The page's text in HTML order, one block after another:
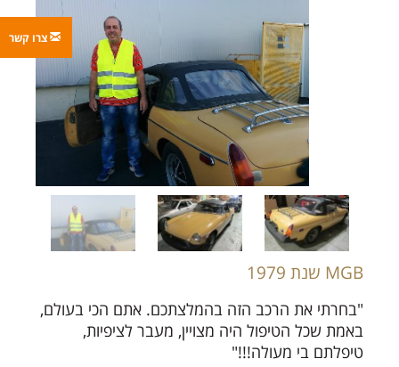
MGB שנת 1979
"בחרתי את הרכב הזה בהמלצתכם. אתם הכי בעולם,
באמת שכל הטיפול היה מצויין, מעבר לציפיות,
טיפלתם בי מעולה!!!"
צרו קשר